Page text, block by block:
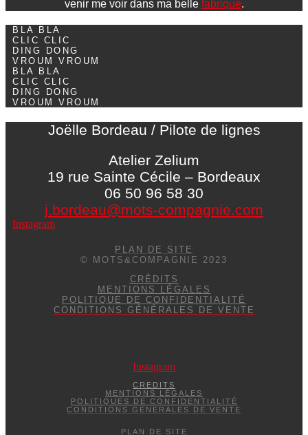
venir me voir dans ma belle fabrique.
BLA BLA
CLIC CLIC
DING DONG
VROUM VROUM
BLA BLA
CLIC CLIC
DING DONG
VROUM VROUM
Joëlle Bordeau / Pilote de lignes
Atelier Zelium
19 rue Sainte Cécile – Bordeaux
06 50 96 58 30
j.bordeau@mots-compagnie.com
Instagram
PLAN DE SITE
© MOTS&COMPAGNIE 2023
CRÉDITS
MENTIONS LÉGALES
POLITIQUE DE CONFIDENTIALITÉ
CONDITIONS GÉNÉRALES DE VENTE
Instagram
CREDITS
MENTIONS LÉGALES
POLITIQUES DE CONFIDENTIALITÉ
CONDITIONS GÉNÉRALES DE VENTE
PLAN DE SITE